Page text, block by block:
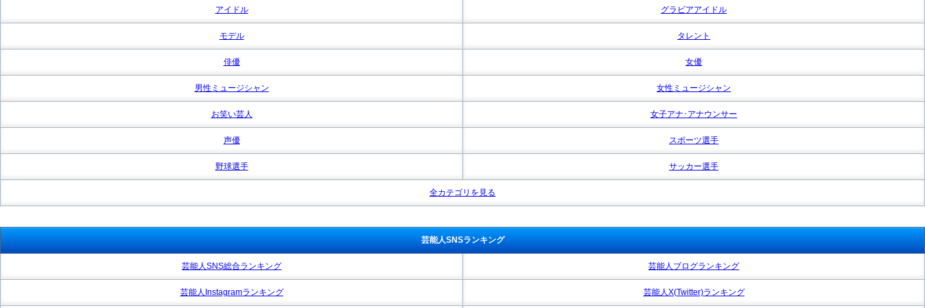
アイドル グラビアアイドル
モデル タレント
俳優 女優
男性ミュージシャン 女性ミュージシャン
お笑い芸人 女子アナ･アナウンサー
声優 スポーツ選手
野球選手 サッカー選手
全カテゴリを見る
芸能人SNSランキング
芸能人SNS総合ランキング 芸能人ブログランキング
芸能人Instagramランキング 芸能人X(Twitter)ランキング